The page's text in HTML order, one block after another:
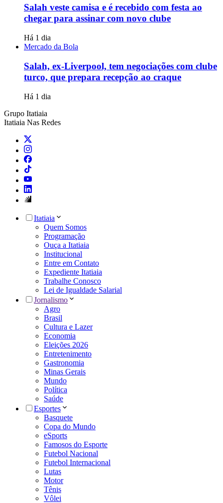
Salah veste camisa e é recebido com festa ao
chegar para assinar com novo clube
Há 1 dia
Mercado da Bola
Salah, ex-Liverpool, tem negociações com clube
turco, que prepara recepção ao craque
Há 1 dia
Grupo Itatiaia
Itatiaia Nas Redes
Itatiaia
Quem Somos
Programação
Ouça a Itatiaia
Institucional
Entre em Contato
Expediente Itatiaia
Trabalhe Conosco
Lei de Igualdade Salarial
Jornalismo
Agro
Brasil
Cultura e Lazer
Economia
Eleições 2026
Entretenimento
Gastronomia
Minas Gerais
Mundo
Política
Saúde
Esportes
Basquete
Copa do Mundo
eSports
Famosos do Esporte
Futebol Nacional
Futebol Internacional
Lutas
Motor
Tênis
Vôlei